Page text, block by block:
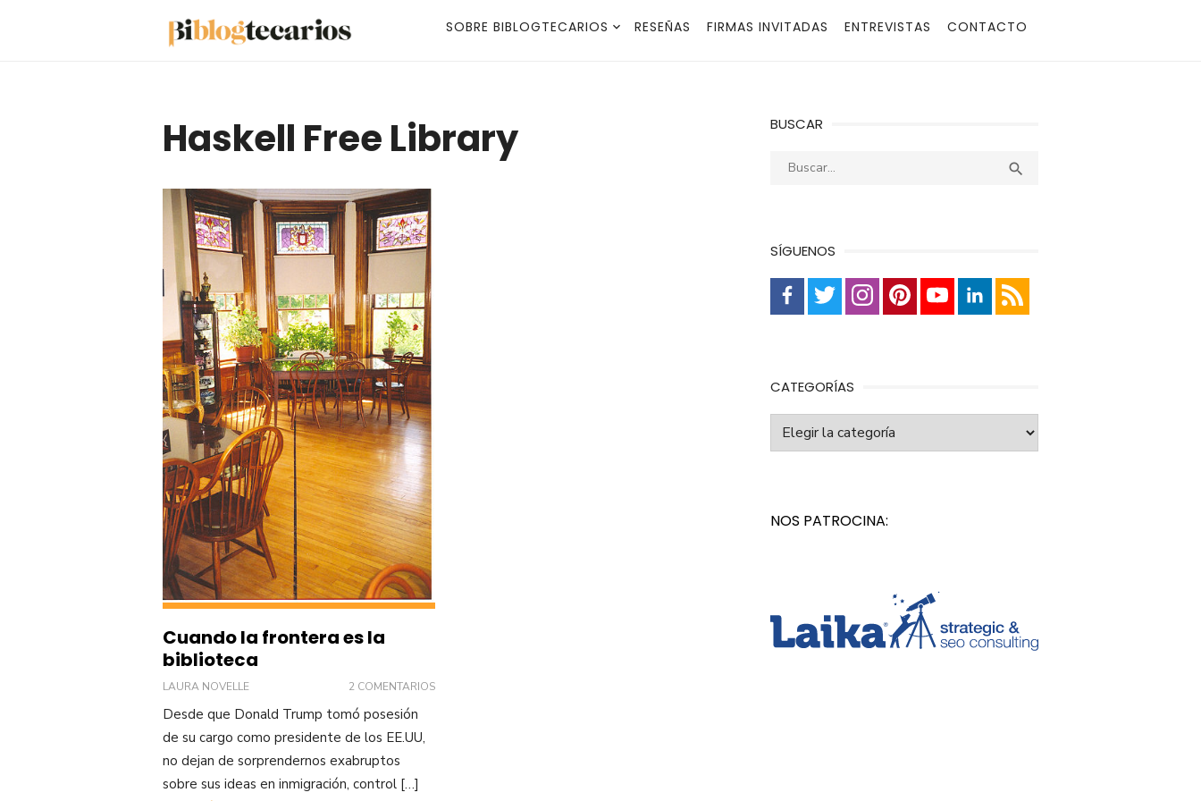
SOBRE BIBLOGTECARIOS RESEÑAS FIRMAS INVITADAS ENTREVISTAS CONTACTO
Haskell Free Library
Cuando la frontera es la
biblioteca
LAURA NOVELLE 2 COMENTARIOS
Desde que Donald Trump tomó posesión
de su cargo como presidente de los EE.UU,
no dejan de sorprendernos exabruptos
sobre sus ideas en inmigración, control […]
BUSCAR
Buscar: 
SÍGUENOS
CATEGORÍAS
NOS PATROCINA: